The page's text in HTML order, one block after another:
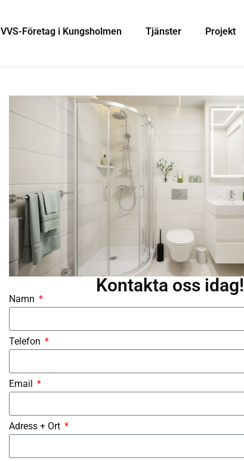
VVS-Företag i Kungsholmen Tjänster Projekt
Kontakta oss idag!
Namn
Telefon
Email
Adress + Ort